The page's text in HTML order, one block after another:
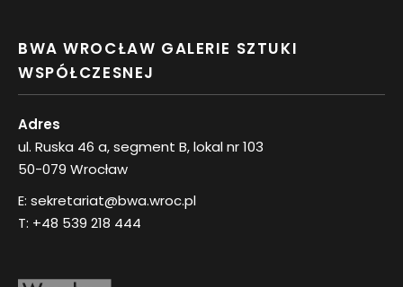
BWA WROCŁAW GALERIE SZTUKI
WSPÓŁCZESNEJ
Adres
ul. Ruska 46 a, segment B, lokal nr 103
50-079 Wrocław
E: sekretariat@bwa.wroc.pl
T: +48 539 218 444